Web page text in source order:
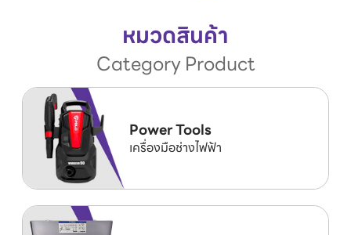
หมวดสินค้า
Category Product
Power Tools
เครื่องมือช่างไฟฟ้า